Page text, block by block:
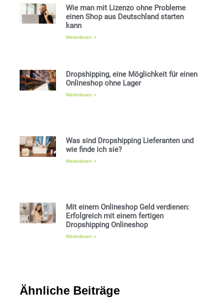
Wie man mit Lizenzo ohne Probleme
einen Shop aus Deutschland starten
kann
Weiterlesen »
Dropshipping, eine Möglichkeit für einen
Onlineshop ohne Lager
Weiterlesen »
Was sind Dropshipping Lieferanten und
wie finde ich sie?
Weiterlesen »
Mit einem Onlineshop Geld verdienen:
Erfolgreich mit einem fertigen
Dropshipping Onlineshop
Weiterlesen »
Ähnliche Beiträge